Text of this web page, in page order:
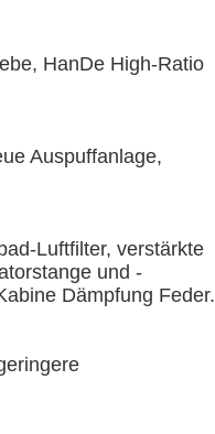
HanDe High-Ratio
Auspuffanlage,
Luftfilter, verstärkte
und -
Dämpfung Feder.